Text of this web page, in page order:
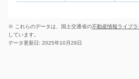
※ これらのデータは、国土交通省の不動産情報ライブラ
しています。
データ更新日: 2025年10月29日